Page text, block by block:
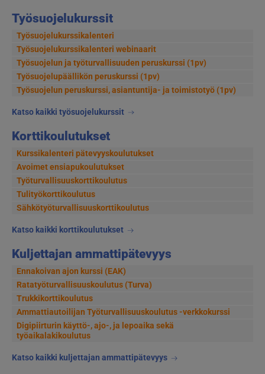
Työsuojelukurssit
Työsuojelukurssikalenteri
Työsuojelukurssikalenteri webinaarit
Työsuojelun ja työturvallisuuden peruskurssi (1pv)
Työsuojelupäällikön peruskurssi (1pv)
Työsuojelun peruskurssi, asiantuntija- ja toimistotyö (1pv)
Katso kaikki työsuojelukurssit
Korttikoulutukset
Kurssikalenteri pätevyyskoulutukset
Avoimet ensiapukoulutukset
Työturvallisuuskorttikoulutus
Tulityökorttikoulutus
Sähkötyöturvallisuuskorttikoulutus
Katso kaikki korttikoulutukset
Kuljettajan ammattipätevyys
Ennakoivan ajon kurssi (EAK)
Ratatyöturvallisuuskoulutus (Turva)
Trukkikorttikoulutus
Ammattiautoilijan Työturvallisuuskoulutus -verkkokurssi
Digipiirturin käyttö-, ajo-, ja lepoaika sekä
työaikalakikoulutus
Katso kaikki kuljettajan ammattipätevyys